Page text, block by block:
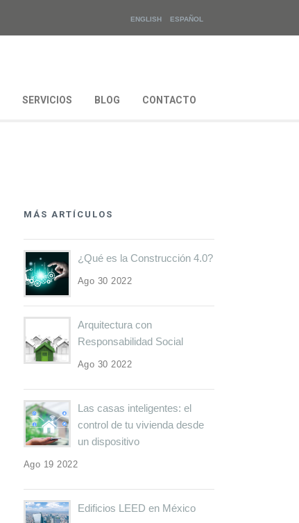
ENGLISH ESPAÑOL
SERVICIOS BLOG CONTACTO
MÁS ARTÍCULOS
¿Qué es la Construcción 4.0?
Ago 30 2022
Arquitectura con
Responsabilidad Social
Ago 30 2022
Las casas inteligentes: el
control de tu vivienda desde
un dispositivo
Ago 19 2022
Edificios LEED en México